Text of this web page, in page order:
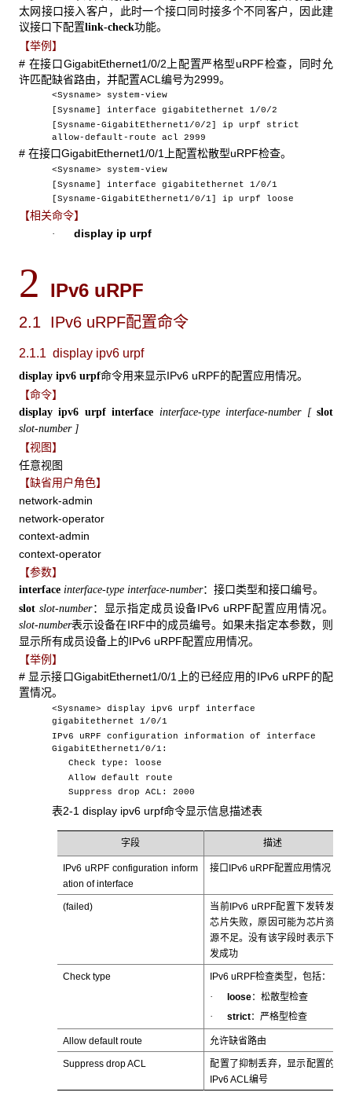
太网接口接入客户，此时一个接口同时接多个不同客户，因此建
议接口下配置link-check功能。
【举例】
# 在接口GigabitEthernet1/0/2上配置严格型uRPF检查，同时允
许匹配缺省路由，并配置ACL编号为2999。
<Sysname> system-view
[Sysname] interface gigabitethernet 1/0/2
[Sysname-GigabitEthernet1/0/2] ip urpf strict
allow-default-route acl 2999
# 在接口GigabitEthernet1/0/1上配置松散型uRPF检查。
<Sysname> system-view
[Sysname] interface gigabitethernet 1/0/1
[Sysname-GigabitEthernet1/0/1] ip urpf loose
【相关命令】
· display ip urpf
2 IPv6 uRPF
2.1 IPv6 uRPF配置命令
2.1.1 display ipv6 urpf
display ipv6 urpf命令用来显示IPv6 uRPF的配置应用情况。
【命令】
display ipv6 urpf interface interface-typeinterface-number[slot
slot-number]
【视图】
任意视图
【缺省用户角色】
network-admin
network-operator
context-admin
context-operator
【参数】
interface interface-type interface-number：接口类型和接口编号。
slot slot-number：显示指定成员设备IPv6 uRPF配置应用情况。
slot-number表示设备在IRF中的成员编号。如果未指定本参数，则
显示所有成员设备上的IPv6 uRPF配置应用情况。
【举例】
# 显示接口GigabitEthernet1/0/1上的已经应用的IPv6 uRPF的配
置情况。
<Sysname> display ipv6 urpf interface
gigabitethernet 1/0/1
IPv6 uRPF configuration information of interface
GigabitEthernet1/0/1:
Check type: loose
Allow default route
Suppress drop ACL: 2000
表2-1 display ipv6 urpf命令显示信息描述表
字段 描述
IPv6 uRPF configuration inform
ation of interface
接口IPv6 uRPF配置应用情况
(failed)
当前IPv6 uRPF配置下发转发
芯片失败，原因可能为芯片资
源不足。没有该字段时表示下
发成功
Check type IPv6 uRPF检查类型，包括：
· loose：松散型检查
· strict：严格型检查
Allow default route 允许缺省路由
Suppress drop ACL
配置了抑制丢弃，显示配置的
IPv6 ACL编号